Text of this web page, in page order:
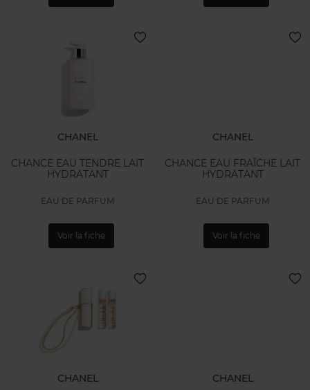
CHANEL
CHANCE EAU TENDRE LAIT
HYDRATANT
EAU DE PARFUM
Voir la fiche
CHANEL
CHANCE EAU FRAÎCHE LAIT
HYDRATANT
EAU DE PARFUM
Voir la fiche
CHANEL CHANEL